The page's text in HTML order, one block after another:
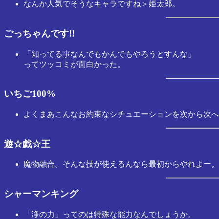
なんか人気でそうなキャラですね＞姫太郎。
ごっちゃんです!!
「知ってる事なんでもかんでもやろうとすんな」
ってツッコミが面白かった。
いちご100%
よくまあこんなお約束なシチュエーションを次から次
遊☆戯☆王
魔物融合。そんな技が使えるんなら最初からやれよー。
シャーマンキング
「浄の力」ってのは特殊な能力なんでしょうか。